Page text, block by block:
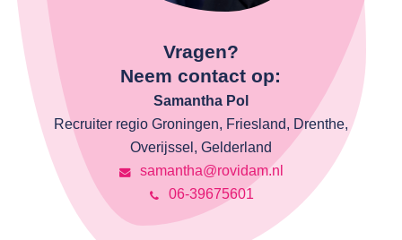
Vragen?
Neem contact op:
Samantha Pol
Recruiter regio Groningen, Friesland, Drenthe,
Overijssel, Gelderland
samantha@rovidam.nl
06-39675601